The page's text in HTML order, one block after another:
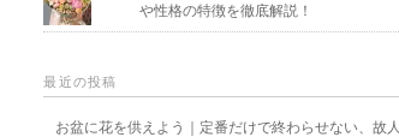
や性格の特徴を徹底解説！
最近の投稿
お盆に花を供えよう｜定番だけで終わらせない、故人